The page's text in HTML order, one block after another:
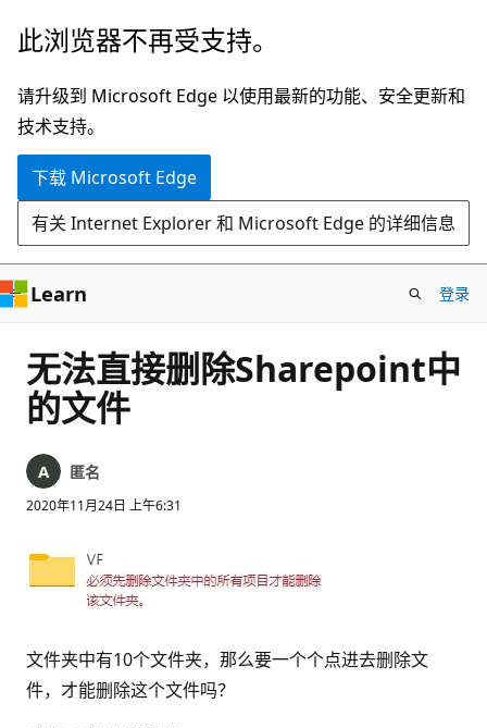
跳
主
要
内
此浏览器不再受支持。
请升级到 Microsoft Edge 以使用最新的功能、安全更新和
技术支持。
下载 Microsoft Edge
有关 Internet Explorer 和 Microsoft Edge 的详细信息
Learn 登录
无法直接删除Sharepoint中
的文件
匿名
2020年11月24日 上午6:31
文件夹中有10个文件夹，那么要一个个点进去删除文
件，才能删除这个文件吗？